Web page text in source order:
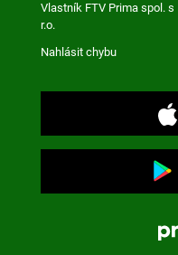
Vlastník FTV Prima spol. s
r.o.
Nahlásit chybu